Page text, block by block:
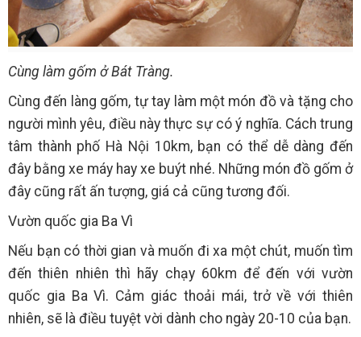
Cùng làm gốm ở Bát Tràng.
Cùng đến làng gốm, tự tay làm một món đồ và tặng cho
người mình yêu, điều này thực sự có ý nghĩa. Cách trung
tâm thành phố Hà Nội 10km, bạn có thể dễ dàng đến
đây bằng xe máy hay xe buýt nhé. Những món đồ gốm ở
đây cũng rất ấn tượng, giá cả cũng tương đối.
Vườn quốc gia Ba Vì
Nếu bạn có thời gian và muốn đi xa một chút, muốn tìm
đến thiên nhiên thì hãy chạy 60km để đến với vườn
quốc gia Ba Vì. Cảm giác thoải mái, trở về với thiên
nhiên, sẽ là điều tuyệt vời dành cho ngày 20-10 của bạn.